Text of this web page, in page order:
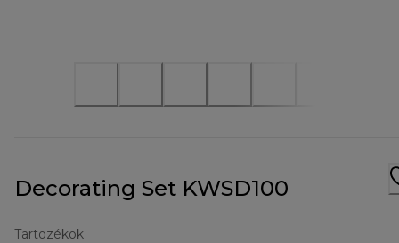
Decorating Set KWSD100
Tartozékok